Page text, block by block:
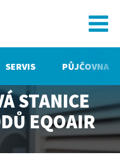
SERVIS PŮJČOVNA
STANICE
EQOAIR